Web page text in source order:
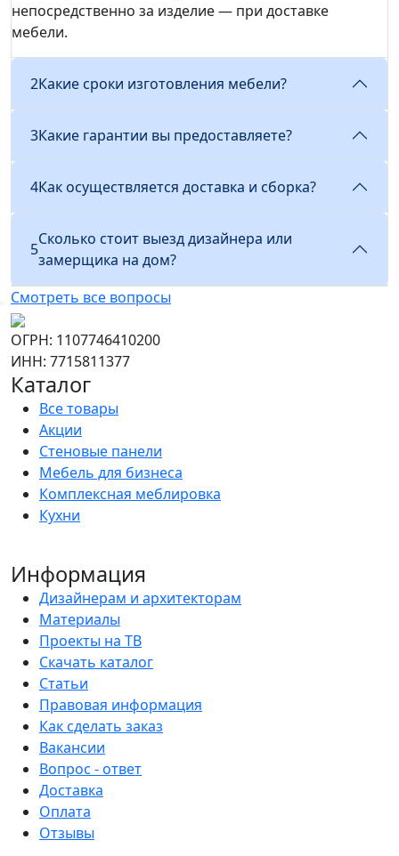
непосредственно за изделие — при доставке
мебели.
2Какие сроки изготовления мебели?
3Какие гарантии вы предоставляете?
4Как осуществляется доставка и сборка?
5
Сколько стоит выезд дизайнера или
замерщика на дом?
Смотреть все вопросы
ОГРН: 1107746410200
ИНН: 7715811377
Каталог
Все товары
Акции
Стеновые панели
Мебель для бизнеса
Комплексная меблировка
Кухни
Информация
Дизайнерам и архитекторам
Материалы
Проекты на ТВ
Скачать каталог
Статьи
Правовая информация
Как сделать заказ
Вакансии
Вопрос - ответ
Доставка
Оплата
Отзывы